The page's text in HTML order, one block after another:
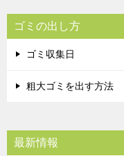
ゴミの出し方
ゴミ収集日
粗大ゴミを出す方法
最新情報